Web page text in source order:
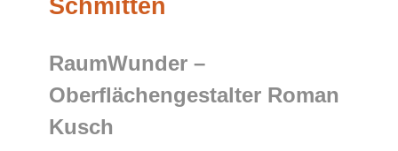
Schmitten
RaumWunder –
Oberflächengestalter Roman
Kusch